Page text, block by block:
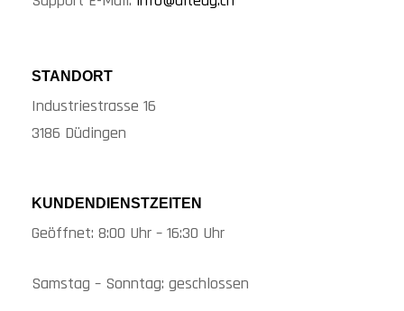
STANDORT
Industriestrasse 16
3186 Düdingen
KUNDENDIENSTZEITEN
Geöffnet: 8:00 Uhr – 16:30 Uhr
Samstag – Sonntag: geschlossen